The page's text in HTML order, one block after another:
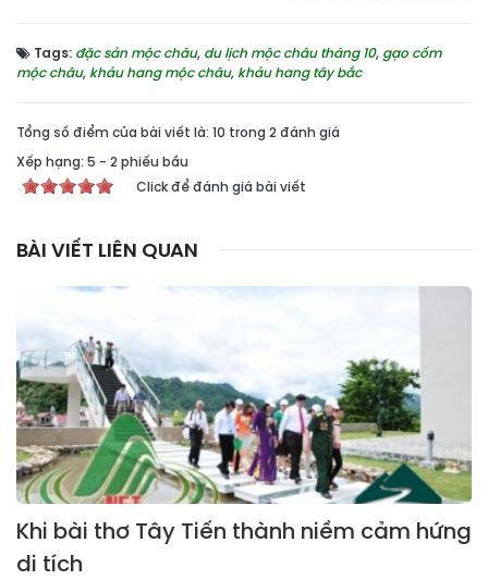
Tags: đặc sản mộc châu, du lịch mộc châu tháng 10, gạo cốm
mộc châu, khảu hang mộc châu, khảu hang tây bắc
Tổng số điểm của bài viết là: 10 trong 2 đánh giá
Xếp hạng: 5 - 2 phiếu bầu
Click để đánh giá bài viết
BÀI VIẾT LIÊN QUAN
Khi bài thơ Tây Tiến thành niềm cảm hứng
di tích